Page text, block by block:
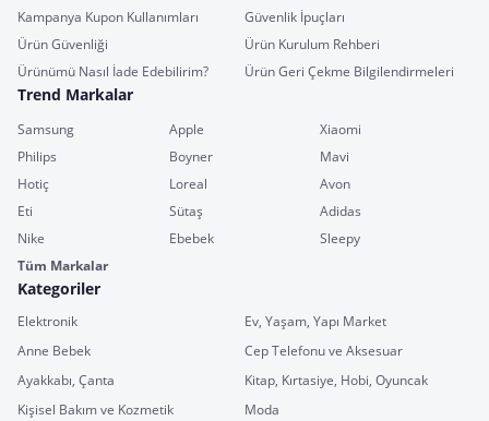
Kampanya Kupon Kullanımları
Güvenlik İpuçları
Ürün Güvenliği
Ürün Kurulum Rehberi
Ürünümü Nasıl İade Edebilirim?
Ürün Geri Çekme Bilgilendirmeleri
Trend Markalar
Samsung Apple
Xiaomi
Philips
Boyner
Mavi
Hotiç
Loreal
Avon
Eti
Sütaş
Adidas
Nike
Ebebek
Sleepy
Tüm Markalar
Kategoriler
Elektronik
Ev, Yaşam, Yapı Market
Anne Bebek
Cep Telefonu ve Aksesuar
Ayakkabı, Çanta
Kitap, Kırtasiye, Hobi, Oyuncak
Kişisel Bakım ve Kozmetik
Moda